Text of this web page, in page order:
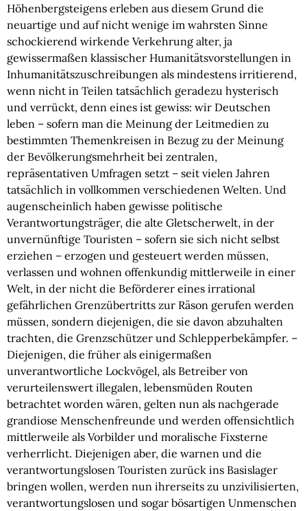
Höhenbergsteigens erleben aus diesem Grund die
neuartige und auf nicht wenige im wahrsten Sinne
schockierend wirkende Verkehrung alter, ja
gewissermaßen klassischer Humanitätsvorstellungen in
Inhumanitätszuschreibungen als mindestens irritierend,
wenn nicht in Teilen tatsächlich geradezu hysterisch
und verrückt, denn eines ist gewiss: wir Deutschen
leben – sofern man die Meinung der Leitmedien zu
bestimmten Themenkreisen in Bezug zu der Meinung
der Bevölkerungsmehrheit bei zentralen,
repräsentativen Umfragen setzt – seit vielen Jahren
tatsächlich in vollkommen verschiedenen Welten. Und
augenscheinlich haben gewisse politische
Verantwortungsträger, die alte Gletscherwelt, in der
unvernünftige Touristen – sofern sie sich nicht selbst
erziehen – erzogen und gesteuert werden müssen,
verlassen und wohnen offenkundig mittlerweile in einer
Welt, in der nicht die Beförderer eines irrational
gefährlichen Grenzübertritts zur Räson gerufen werden
müssen, sondern diejenigen, die sie davon abzuhalten
trachten, die Grenzschützer und Schlepperbekämpfer. –
Diejenigen, die früher als einigermaßen
unverantwortliche Lockvögel, als Betreiber von
verurteilenswert illegalen, lebensmüden Routen
betrachtet worden wären, gelten nun als nachgerade
grandiose Menschenfreunde und werden offensichtlich
mittlerweile als Vorbilder und moralische Fixsterne
verherrlicht. Diejenigen aber, die warnen und die
verantwortungslosen Touristen zurück ins Basislager
bringen wollen, werden nun ihrerseits zu unzivilisierten,
verantwortungslosen und sogar bösartigen Unmenschen